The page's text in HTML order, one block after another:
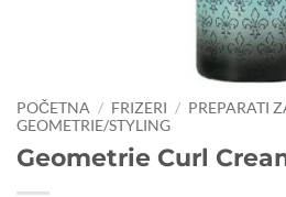
POČETNA / FRIZERI / PREPARATI
GEOMETRIE/STYLING
Geometrie Curl